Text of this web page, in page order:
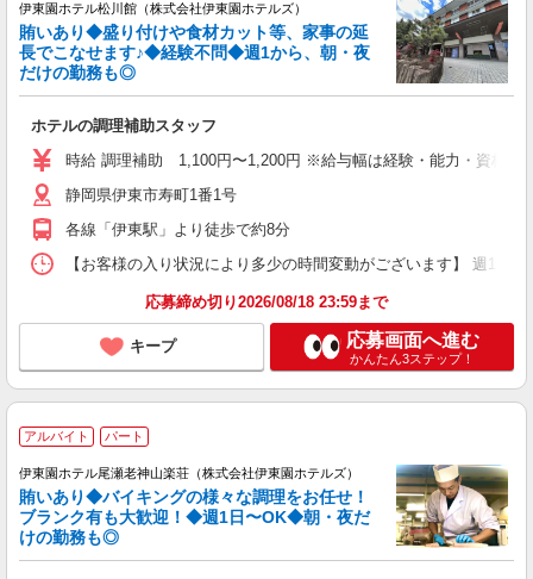
伊東園ホテル松川館（株式会社伊東園ホテルズ）
賄いあり◆盛り付けや食材カット等、家事の延
長でこなせます♪◆経験不問◆週1から、朝・夜
だけの勤務も◎
ホテルの調理補助スタッフ
時給 調理補助 1,100円〜1,200円 ※給与幅は経験・能力・資格に
静岡県伊東市寿町1番1号
各線「伊東駅」より徒歩で約8分
【お客様の入り状況により多少の時間変動がございます】 週1日
応募締め切り2026/08/18 23:59まで
キープ 応募画面へ進む
かんたん3ステップ！
アルバイト パート
伊東園ホテル尾瀬老神山楽荘（株式会社伊東園ホテルズ）
賄いあり◆バイキングの様々な調理をお任せ！
ブランク有も大歓迎！◆週1日〜OK◆朝・夜だ
けの勤務も◎